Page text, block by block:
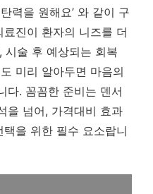
력을 원해요’ 와 같이 구
진이 환자의 니즈를 더
시술 후 예상되는 회복
미리 알아두면 마음의
다. 꼼꼼한 준비는 덴서
을 넘어, 가격대비 효과
을 위한 필수 요소랍니